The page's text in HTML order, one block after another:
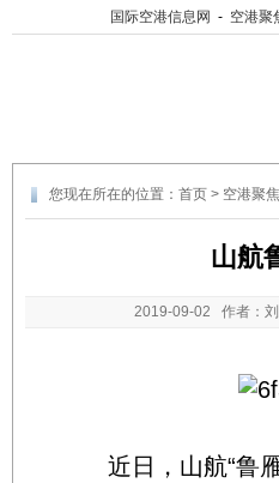
国际空港信息网 - 空港聚
您现在所在的位置： 首页 > 空港聚焦
山航
2019-09-02 作者：
近日，山航“鲁雁